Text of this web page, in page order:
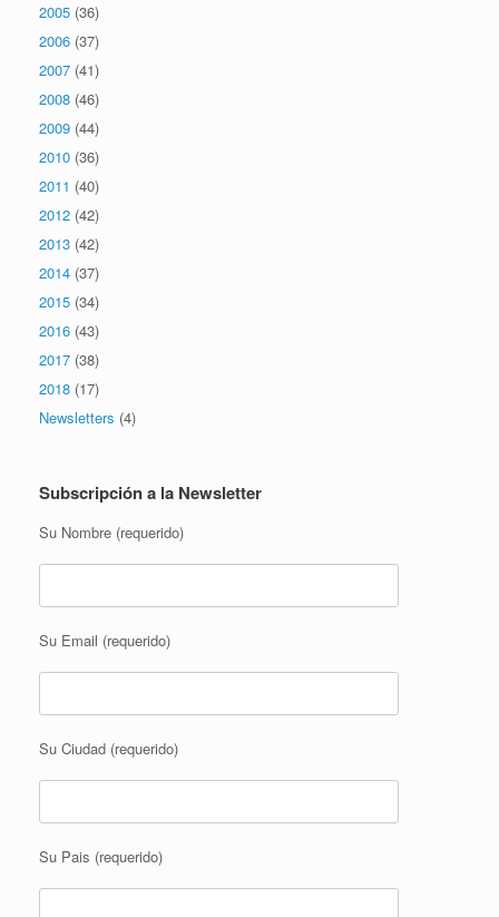
2005 (36)
2006 (37)
2007 (41)
2008 (46)
2009 (44)
2010 (36)
2011 (40)
2012 (42)
2013 (42)
2014 (37)
2015 (34)
2016 (43)
2017 (38)
2018 (17)
Newsletters (4)
Subscripción a la Newsletter
Su Nombre (requerido)
Su Email (requerido)
Su Ciudad (requerido)
Su Pais (requerido)